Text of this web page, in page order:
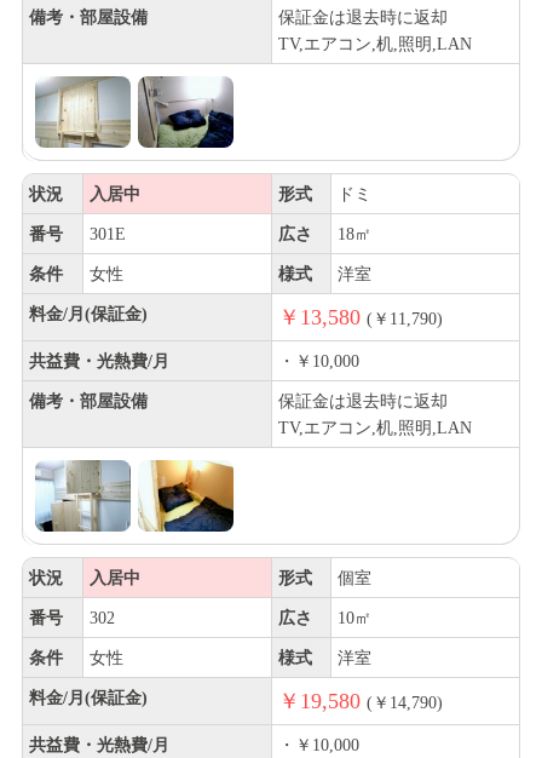
備考・部屋設備
保証金は退去時に返却
TV,エアコン,机,照明,LAN
状況 入居中 形式 ドミ
番号 301E 広さ 18㎡
条件 女性 様式 洋室
料金/月(保証金) ￥13,580 (￥11,790)
共益費・光熱費/月 ・￥10,000
備考・部屋設備
保証金は退去時に返却
TV,エアコン,机,照明,LAN
状況 入居中 形式 個室
番号 302 広さ 10㎡
条件 女性 様式 洋室
料金/月(保証金) ￥19,580 (￥14,790)
共益費・光熱費/月 ・￥10,000